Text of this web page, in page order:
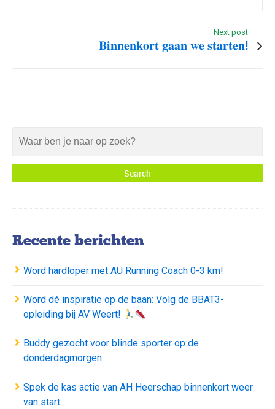
Next post
𝐁𝐢𝐧𝐧𝐞𝐧𝐤𝐨𝐫𝐭 𝐠𝐚𝐚𝐧 𝐰𝐞 𝐬𝐭𝐚𝐫𝐭𝐞𝐧!
Recente berichten
Word hardloper met AU Running Coach 0-3 km!
Word dé inspiratie op de baan: Volg de BBAT3-
opleiding bij AV Weert!
Buddy gezocht voor blinde sporter op de
donderdagmorgen
Spek de kas actie van AH Heerschap binnenkort weer
van start